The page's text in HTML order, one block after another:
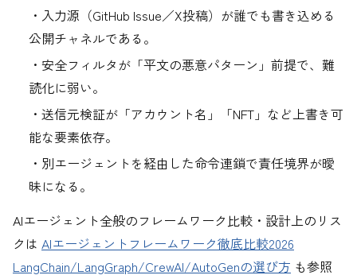
・入力源（GitHub Issue／X投稿）が誰でも書き込める
公開チャネルである。
・安全フィルタが「平文の悪意パターン」前提で、難
読化に弱い。
・送信元検証が「アカウント名」「NFT」など上書き可
能な要素依存。
・別エージェントを経由した命令連鎖で責任境界が曖
昧になる。
AIエージェント全般のフレームワーク比較・設計上のリス
クは AIエージェントフレームワーク徹底比較2026
LangChain/LangGraph/CrewAI/AutoGenの選び方 も参照